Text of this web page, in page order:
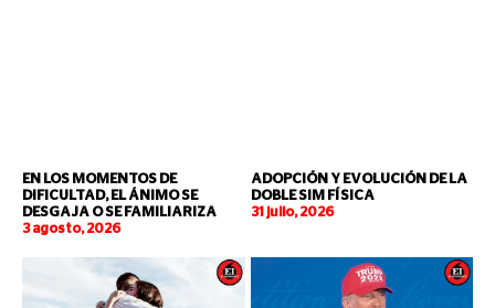
EN LOS MOMENTOS DE
DIFICULTAD, EL ÁNIMO SE
DESGAJA O SE FAMILIARIZA
3 agosto, 2026
ADOPCIÓN Y EVOLUCIÓN DE LA
DOBLE SIM FÍSICA
31 julio, 2026